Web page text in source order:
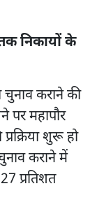
निकायों के
कराने की
पर महापौर
शुरू हो
कराने में
प्रतिशत